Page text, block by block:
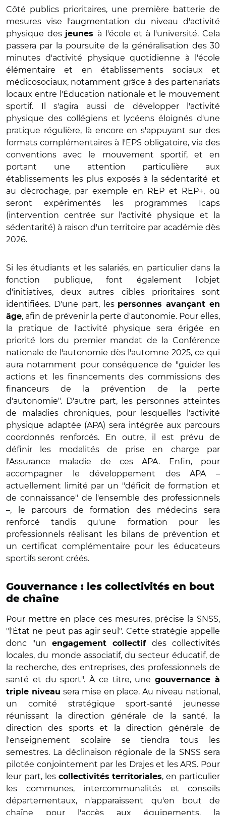
Côté publics prioritaires, une première batterie de
mesures vise l'augmentation du niveau d'activité
physique des jeunes à l'école et à l'université. Cela
passera par la poursuite de la généralisation des 30
minutes d'activité physique quotidienne à l'école
élémentaire et en établissements sociaux et
médicosociaux, notamment grâce à des partenariats
locaux entre l'Éducation nationale et le mouvement
sportif. Il s'agira aussi de développer l'activité
physique des collégiens et lycéens éloignés d'une
pratique régulière, là encore en s'appuyant sur des
formats complémentaires à l'EPS obligatoire, via des
conventions avec le mouvement sportif, et en
portant une attention particulière aux
établissements les plus exposés à la sédentarité et
au décrochage, par exemple en REP et REP+, où
seront expérimentés les programmes Icaps
(intervention centrée sur l'activité physique et la
sédentarité) à raison d'un territoire par académie dès
2026.
Si les étudiants et les salariés, en particulier dans la
fonction publique, font également l'objet
d'initiatives, deux autres cibles prioritaires sont
identifiées. D'une part, les personnes avançant en
âge, afin de prévenir la perte d'autonomie. Pour elles,
la pratique de l'activité physique sera érigée en
priorité lors du premier mandat de la Conférence
nationale de l'autonomie dès l'automne 2025, ce qui
aura notamment pour conséquence de "guider les
actions et les financements des commissions des
financeurs de la prévention de la perte
d'autonomie". D'autre part, les personnes atteintes
de maladies chroniques, pour lesquelles l'activité
physique adaptée (APA) sera intégrée aux parcours
coordonnés renforcés. En outre, il est prévu de
définir les modalités de prise en charge par
l'Assurance maladie de ces APA. Enfin, pour
accompagner le développement des APA –
actuellement limité par un "déficit de formation et
de connaissance" de l'ensemble des professionnels
–, le parcours de formation des médecins sera
renforcé tandis qu'une formation pour les
professionnels réalisant les bilans de prévention et
un certificat complémentaire pour les éducateurs
sportifs seront créés.
Gouvernance : les collectivités en bout
de chaîne
Pour mettre en place ces mesures, précise la SNSS,
"l'État ne peut pas agir seul". Cette stratégie appelle
donc "un engagement collectif des collectivités
locales, du monde associatif, du secteur éducatif, de
la recherche, des entreprises, des professionnels de
santé et du sport". À ce titre, unegouvernance à
triple niveau sera mise en place. Au niveau national,
un comité stratégique sport-santé jeunesse
réunissant la direction générale de la santé, la
direction des sports et la direction générale de
l'enseignement scolaire se tiendra tous les
semestres. La déclinaison régionale de la SNSS sera
pilotée conjointement par les Drajes et les ARS. Pour
leur part, les collectivités territoriales, en particulier
les communes, intercommunalités et conseils
départementaux, n'apparaissent qu'en bout de
chaîne pour l'accès aux équipements, la